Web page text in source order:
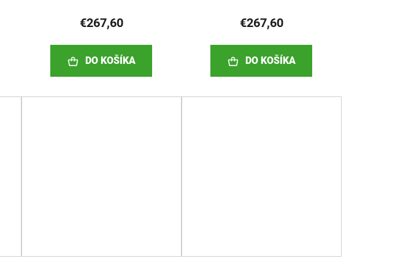
€267,60
DO KOŠÍKA
€267,60
DO KOŠÍKA